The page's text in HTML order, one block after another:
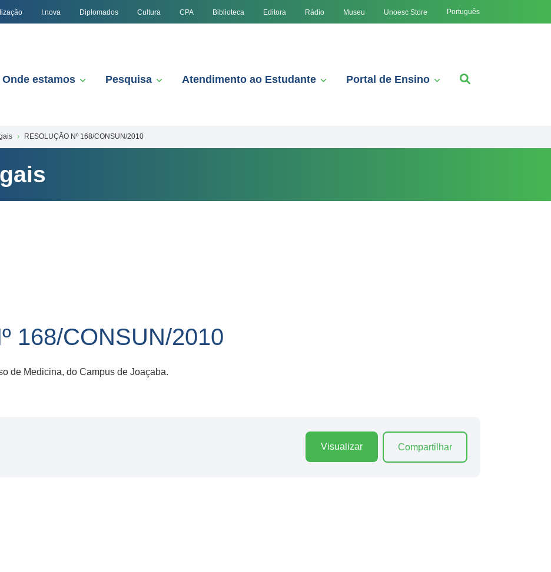
I.nova Diplomados Cultura CPA Biblioteca Editora Rádio Museu Unoesc Store Português
Onde estamos Pesquisa Atendimento ao Estudante Portal de Ensino
RESOLUÇÃO Nº 168/CONSUN/2010
168/CONSUN/2010
de Medicina, do Campus de Joaçaba.
Visualizar Compartilhar